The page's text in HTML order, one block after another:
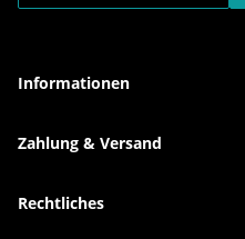
Informationen
Zahlung & Versand
Rechtliches